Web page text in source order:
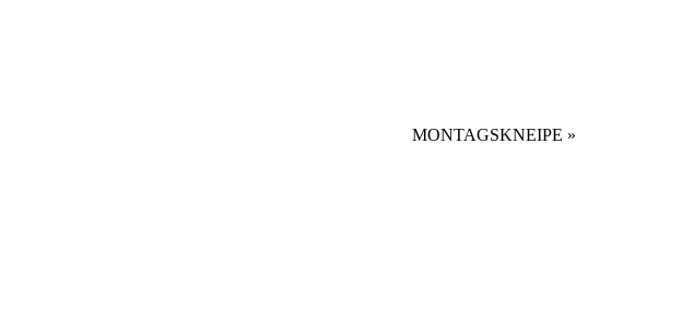
MONTAGSKNEIPE »